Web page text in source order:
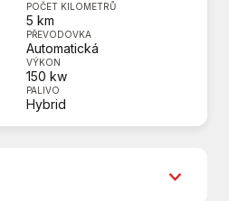
POČET KILOMETRŮ
5 km
PŘEVODOVKA
Automatická
VÝKON
150 kw
PALIVO
Hybrid